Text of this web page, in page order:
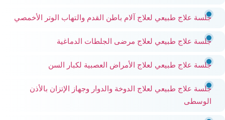
جلسة علاج طبيعي لعلاج آلام باطن القدم والتهاب الوتر الأخمصي
جلسة علاج طبيعي لعلاج مرضى الجلطات الدماغية
جلسة علاج طبيعي لعلاج الأمراض العصبية لكبار السن
جلسة علاج طبيعي لعلاج الدوخة والدوار وجهاز الإتزان بالأذن
الوسطى